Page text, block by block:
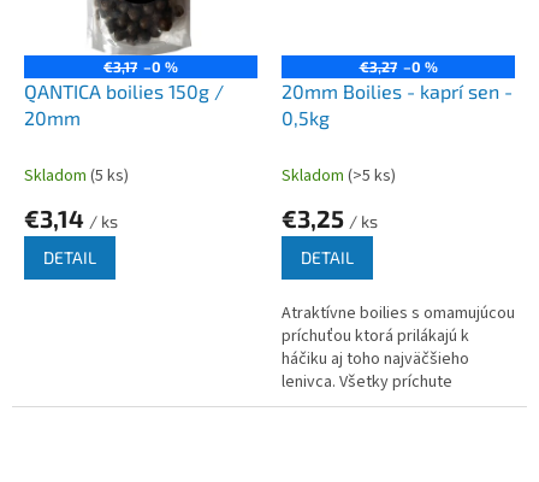
€3,17 –0 %
QANTICA boilies 150g /
20mm
Skladom (5 ks)
€3,14 / ks
DETAIL
€3,27 –0 %
20mm Boilies - kaprí sen -
0,5kg
Skladom (>5 ks)
€3,25 / ks
DETAIL
Atraktívne boilies s omamujúcou
príchuťou ktorá prilákajú k
háčiku aj toho najväčšieho
lenivca. Všetky príchute
zmiešane podľa